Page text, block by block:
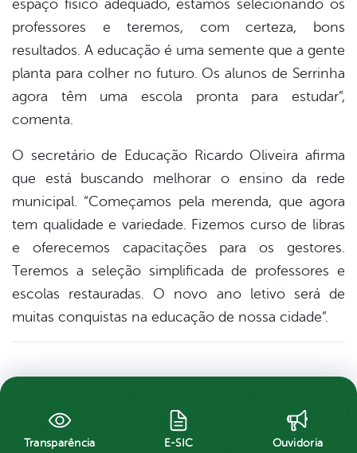
espaço físico adequado, estamos selecionando os
professores e teremos, com certeza, bons
resultados. A educação é uma semente que a gente
planta para colher no futuro. Os alunos de Serrinha
agora têm uma escola pronta para estudar”,
comenta.
O secretário de Educação Ricardo Oliveira afirma
que está buscando melhorar o ensino da rede
municipal. “Começamos pela merenda, que agora
tem qualidade e variedade. Fizemos curso de libras
e oferecemos capacitações para os gestores.
Teremos a seleção simplificada de professores e
escolas restauradas. O novo ano letivo será de
muitas conquistas na educação de nossa cidade”.
Transparência E-SIC Ouvidoria